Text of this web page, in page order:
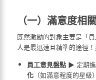
（一）滿意度相
既然激勵的對象主要是「
人是最迅速且精準的途徑
員工意見盤點 ▶ 定期進
化（如滿意程度的星級